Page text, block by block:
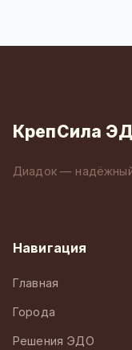
КрепСила
Диадок —
Навигация
Главная
Города
Решения ЭДО